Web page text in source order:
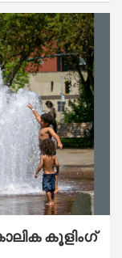
കൂളിംഗ്